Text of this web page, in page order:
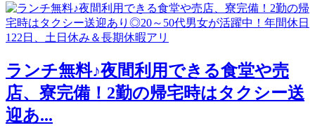
ランチ無料♪夜間利用できる食堂や売
店、寮完備！2勤の帰宅時はタクシー送
迎あ...